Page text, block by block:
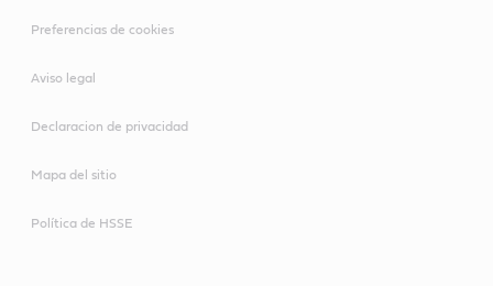
Preferencias de cookies
Aviso legal
Declaracion de privacidad
Mapa del sitio
Política de HSSE